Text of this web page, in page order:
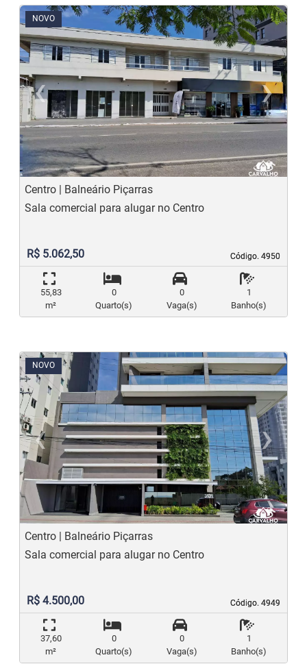
NOVO
‹
Previous
›
Centro | Balneário Piçarras
Código. 4950
Código. 4950
Sala comercial para alugar no Centro
R$ 5.062,50
55,83
m²
0
Quarto(s)
0
Vaga(s)
1
Banho(s)
NOVO
‹
Previous
›
Centro | Balneário Piçarras
Código. 4949
Código. 4949
Sala comercial para alugar no Centro
R$ 4.500,00
37,60
m²
0
Quarto(s)
0
Vaga(s)
1
Banho(s)